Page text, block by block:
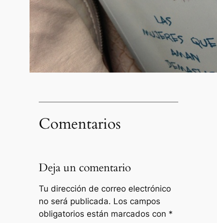
Comentarios
Deja un comentario
Tu dirección de correo electrónico
no será publicada. Los campos
obligatorios están marcados con *